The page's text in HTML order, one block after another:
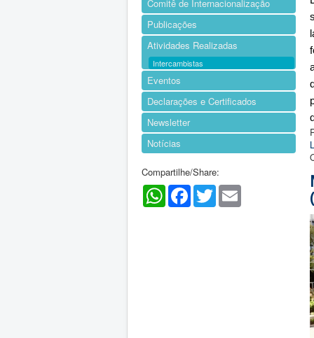
Comitê de Internacionalização
Publicações
Atividades Realizadas
Intercambistas
Eventos
Declarações e Certificados
Newsletter
Notícias
Compartilhe/Share:
WhatsAppFacebookTwitter